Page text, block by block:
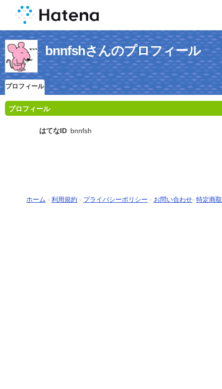
bnnfshさんのプロフィール
プロフィール
プロフィール
はてなID bnnfsh
ホーム - 利用規約 - プライバシーポリシー - お問い合わせ- 特定商